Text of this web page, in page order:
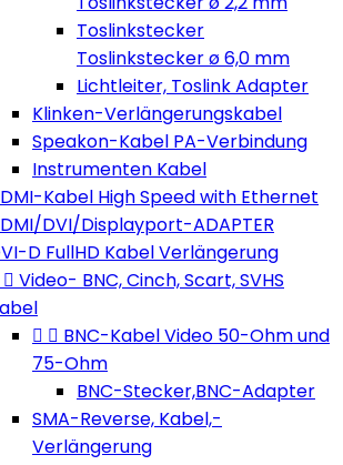
Toslinkstecker
Toslinkstecker ø 6,0 mm
Lichtleiter, Toslink Adapter
Klinken-Verlängerungskabel
Speakon-Kabel PA-Verbindung
Instrumenten Kabel
Kabel High Speed with Ethernet
DVI/Displayport-ADAPTER
D FullHD Kabel Verlängerung
 Video- BNC, Cinch, Scart, SVHS
  BNC-Kabel Video 50-Ohm und
75-Ohm
BNC-Stecker,BNC-Adapter
SMA-Reverse, Kabel,-
Verlängerung